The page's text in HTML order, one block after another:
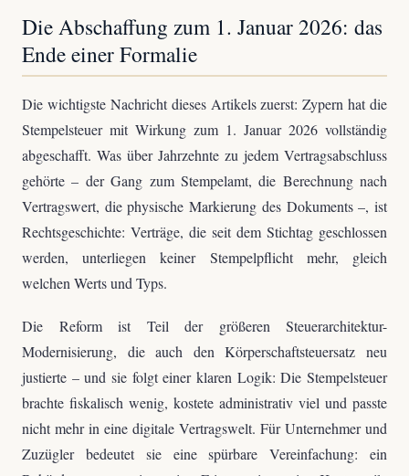
Die Abschaffung zum 1. Januar 2026: das
Ende einer Formalie
Die wichtigste Nachricht dieses Artikels zuerst: Zypern hat die
Stempelsteuer mit Wirkung zum 1. Januar 2026 vollständig
abgeschafft. Was über Jahrzehnte zu jedem Vertragsabschluss
gehörte – der Gang zum Stempelamt, die Berechnung nach
Vertragswert, die physische Markierung des Dokuments –, ist
Rechtsgeschichte: Verträge, die seit dem Stichtag geschlossen
werden, unterliegen keiner Stempelpflicht mehr, gleich
welchen Werts und Typs.
Die Reform ist Teil der größeren Steuerarchitektur-
Modernisierung, die auch den Körperschaftsteuersatz neu
justierte – und sie folgt einer klaren Logik: Die Stempelsteuer
brachte fiskalisch wenig, kostete administrativ viel und passte
nicht mehr in eine digitale Vertragswelt. Für Unternehmer und
Zuzügler bedeutet sie eine spürbare Vereinfachung: ein